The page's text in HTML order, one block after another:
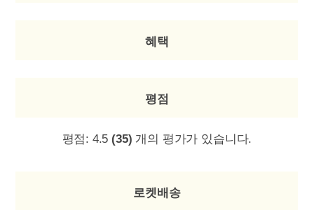
혜택
평점
평점: 4.5 (35) 개의 평가가 있습니다.
로켓배송